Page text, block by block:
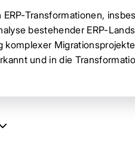
Transformationen,
bestehender ERP-
und in die